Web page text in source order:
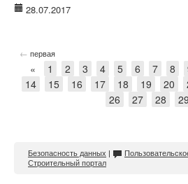
28.07.2017
← первая
« 1 2 3 4 5 6 7 8
14
15 16 17 18 19 20
26
27 28 29
Безопасность данных |
Строительный портал